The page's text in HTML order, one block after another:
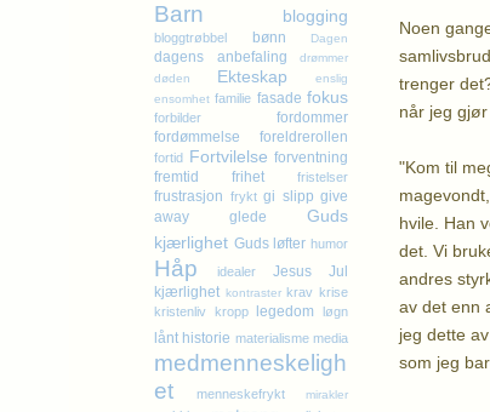
Noen
trenger
når jeg
"Kom til
hvile. Han
det. Vi
andres
av det enn
jeg dette
som jeg
Barn blogging
bloggtrøbbel bønn Dagen
dagens anbefaling
drømmer
døden
Ekteskap
enslig
ensomhet familie fasade fokus
forbilder
fordommer
fordømmelse
foreldrerollen
fortid Fortvilelse forventning
fremtid
frihet fristelser
frustrasjon frykt gi slipp give
away
glede
Guds
kjærlighet Guds løfter humor
Håp idealer Jesus
Jul
kjærlighet kontraster krav krise
kristenliv kropp legedom løgn
lånt historie materialisme media
medmenneskeligh
et
menneskefrykt mirakler